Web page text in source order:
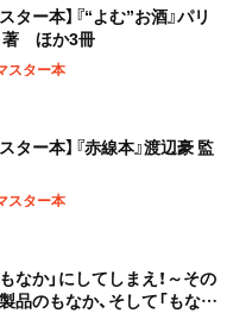
ター本】『“よむ”お酒』パリ
著 ほか3冊
スター本
ター本】『赤線本』渡辺豪 監
スター本
なか」にしてしまえ！～その
品のもなか、そして「もな